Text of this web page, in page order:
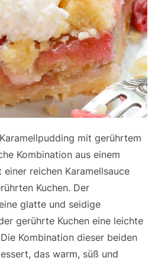
mit gerührtem
Kombination aus einem
reichen Karamellsauce
Kuchen. Der
glatte und seidige
gerührte Kuchen eine leichte
Kombination dieser beiden
das warm, süß und